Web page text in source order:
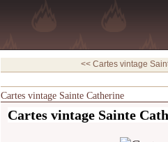
<< Cartes vintage
Cartes vintage Sainte Catherine
Cartes vintage Sainte